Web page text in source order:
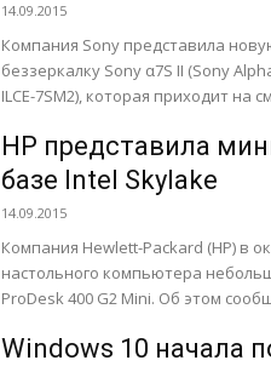
14.09.2015
Компания Sony представила
беззеркалку Sony α7S II (Sony
ILCE-7SM2), которая приходит на
HP представила
базе Intel Skylake
14.09.2015
Компания Hewlett-Packard (HP) в
настольного компьютера
ProDesk 400 G2 Mini. Об этом
Windows 10 начала